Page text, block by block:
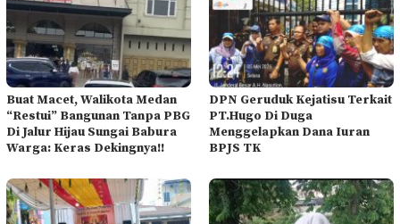
Buat Macet, Walikota Medan
“Restui” Bangunan Tanpa PBG
Di Jalur Hijau Sungai Babura
Warga: Keras Dekingnya!!
DPN Geruduk Kejatisu Terkait
PT.Hugo Di Duga
Menggelapkan Dana Iuran
BPJS TK